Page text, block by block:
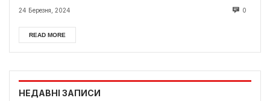
24 Березня, 2024 0
READ MORE
НЕДАВНІ ЗАПИСИ